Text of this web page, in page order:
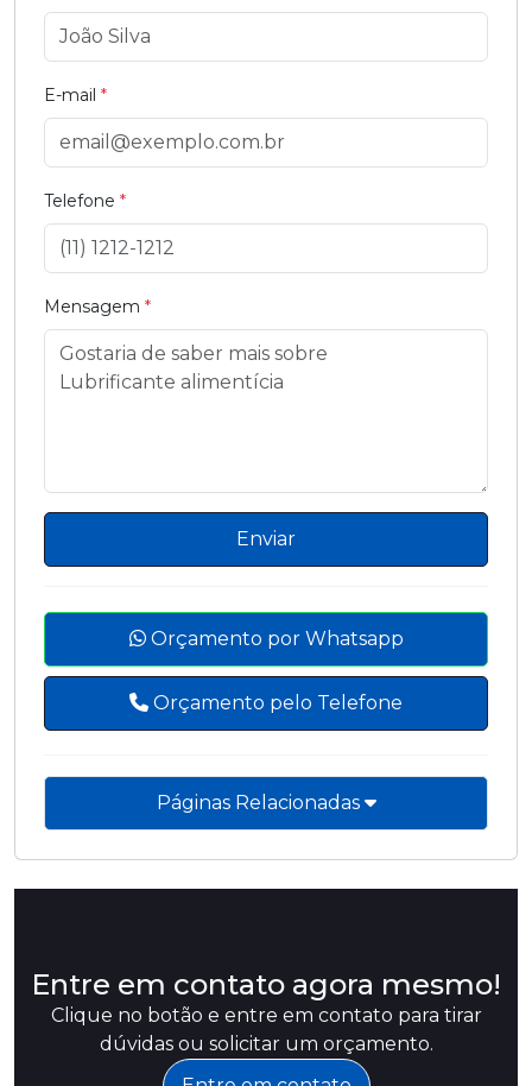
E-mail *
Telefone *
Mensagem *
Enviar
Orçamento por Whatsapp
Orçamento pelo Telefone
Páginas Relacionadas
Entre em contato agora mesmo!
Clique no botão e entre em contato para tirar
dúvidas ou solicitar um orçamento.